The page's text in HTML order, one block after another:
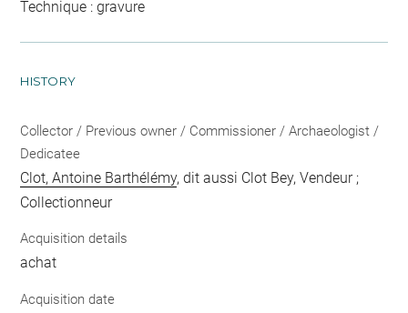
Technique : gravure
HISTORY
Collector / Previous owner / Commissioner / Archaeologist /
Dedicatee
Clot, Antoine Barthélémy, dit aussi Clot Bey, Vendeur ;
Collectionneur
Acquisition details
achat
Acquisition date